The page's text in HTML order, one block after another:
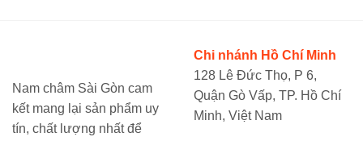
Nam châm Sài Gòn cam
kết mang lại sản phẩm uy
tín, chất lượng nhất để
Chi nhánh Hồ Chí Minh
128 Lê Đức Thọ, P 6,
Quận Gò Vấp, TP. Hồ Chí
Minh, Việt Nam